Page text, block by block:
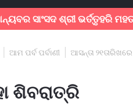
ଶ୍ରୀ ଭର୍ତ୍ତୃହରି
ଆମ ପର୍ବ ପର୍ବାଣୀ ଆସନ୍ତା
ଶିବରାତ୍ରି